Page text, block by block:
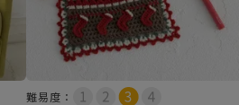
難易度：